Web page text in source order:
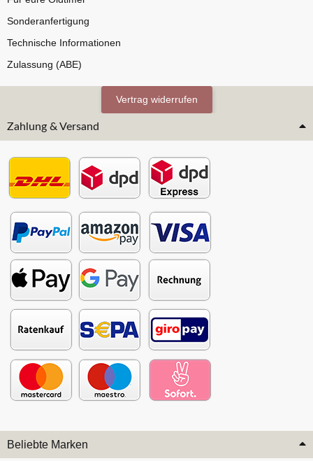
Sonderanfertigung
Technische Informationen
Zulassung (ABE)
Vertrag widerrufen
Zahlung & Versand
Beliebte Marken